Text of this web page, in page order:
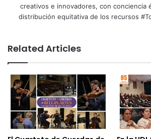
creativos e innovadores, con conciencia
distribución equitativa de los recursos
Related Articles